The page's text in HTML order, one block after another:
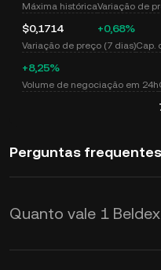
Máxima histórica
$0,1714
Variação de
+0,68%
Variação de preço (7 dias)
+8,25%
Cap.
Volume de negociação em 24h
Perguntas frequentes
Quanto vale 1 Beldex
A KuCoin